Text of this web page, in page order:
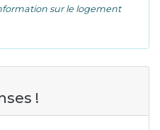
sur le logement
!